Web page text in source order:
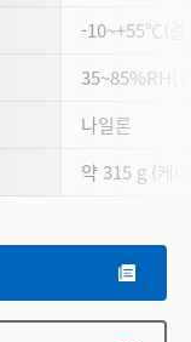
-10~+55℃(결
35~85%RH(
나일론
약 315 g (케